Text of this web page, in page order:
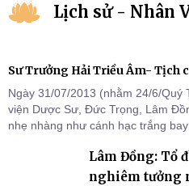
Lịch sử - Nhân
Sư Trưởng Hải Triều Âm- Tịch
Ngày 31/07/2013 (nhằm 24/6/
viện Dược Sư, Đức Trọng, Lâm
nhẹ nhàng như cánh hạc trắng
Lâm Đồng: Tổ
nghiêm tưởng